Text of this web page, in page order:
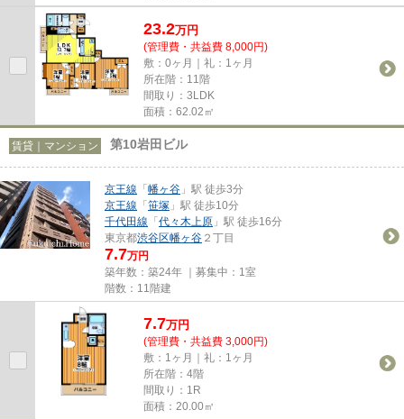
23.2万円
(管理費・共益費 8,000円)
敷：0ヶ月｜礼：1ヶ月
所在階：11階
間取り：3LDK
面積：62.02㎡
賃貸｜マンション 第10岩田ビル
京王線 「幡ヶ谷 」駅 徒歩3分
京王線 「笹塚 」駅 徒歩10分
千代田線 「代々木上原 」駅 徒歩16分
東京都渋谷区幡ヶ谷 ２丁目
7.7万円
築年数：築24年 ｜募集中： 1室
階数：11階建
7.7万円
(管理費・共益費 3,000円)
敷：1ヶ月｜礼：1ヶ月
所在階：4階
間取り：1R
面積：20.00㎡